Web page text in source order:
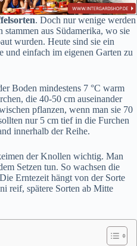
. Doch nur wenige werden
aus Südamerika, wo sie
wurden. Heute sind sie ein
und einfach im eigenen Garten zu
Boden mindestens 7 °C warm
die 40-50 cm auseinander
pflanzen, wenn man sie 70
nur 5 cm tief in die Furchen
innerhalb der Reihe.
der Knollen wichtig. Man
Setzen tun. So wachsen die
Erntezeit hängt von der Sorte
reif, spätere Sorten ab Mitte